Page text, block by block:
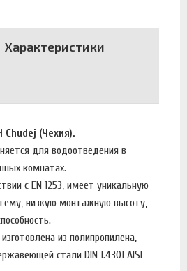
Характеристики
Chudej (Чехия).
для водоотведения в
комнатах.
с EN 1253, имеет уникальную
низкую монтажную высоту,
из полипропилена,
стали DIN 1.4301 AISI